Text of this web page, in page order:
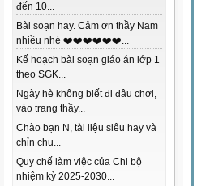
đến 10...
Bài soạn hay. Cảm ơn thầy Nam
nhiều nhé ❤️❤️❤️❤️❤️❤️...
Kế hoạch bài soạn giáo án lớp 1
theo SGK...
Ngày hè không biết đi đâu chơi,
vào trang thầy...
Chào bạn N, tài liệu siêu hay và
chỉn chu...
Quy chế làm việc của Chi bộ
nhiệm kỳ 2025-2030...